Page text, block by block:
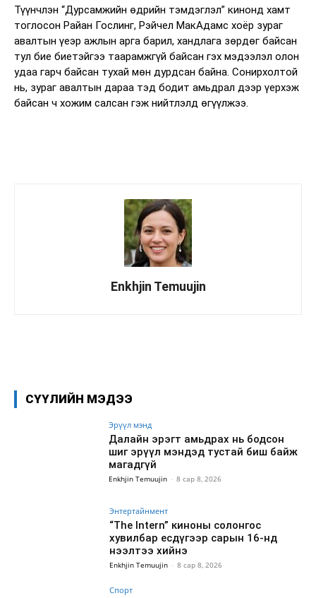
Түүнчлэн “Дурсамжийн өдрийн тэмдэглэл” кинонд хамт
тоглосон Райан Гослинг, Рэйчел МакАдамс хоёр зураг
авалтын үеэр ажлын арга барил, хандлага зөрдөг байсан
тул бие биетэйгээ таарамжгүй байсан гэх мэдээлэл олон
удаа гарч байсан тухай мөн дурдсан байна. Сонирхолтой
нь, зураг авалтын дараа тэд бодит амьдрал дээр үерхэж
байсан ч хожим салсан гэж нийтлэлд өгүүлжээ.
Enkhjin Temuujin
СҮҮЛИЙН МЭДЭЭ
Эрүүл мэнд
Далайн эрэгт амьдрах нь бодсон
шиг эрүүл мэндэд тустай биш байж
магадгүй
Enkhjin Temuujin - 8 сар 8, 2026
Энтертайнмент
“The Intern” киноны солонгос
хувилбар есдүгээр сарын 16-нд
нээлтээ хийнэ
Enkhjin Temuujin - 8 сар 8, 2026
Спорт